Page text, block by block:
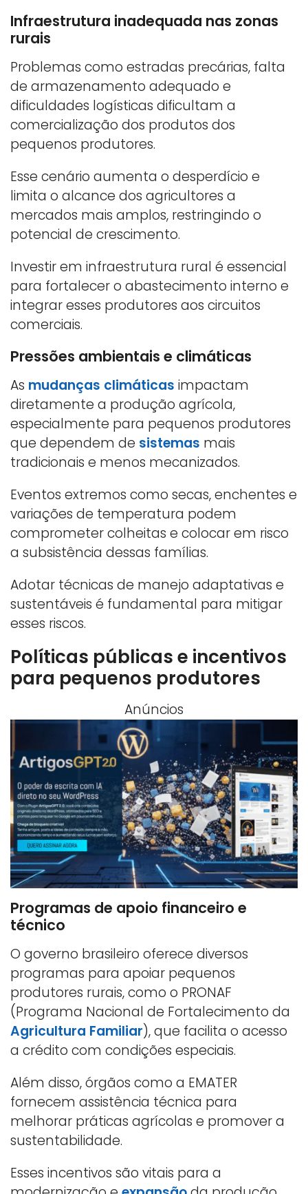
Infraestrutura inadequada nas zonas
rurais
Problemas como estradas precárias, falta
de armazenamento adequado e
dificuldades logísticas dificultam a
comercialização dos produtos dos
pequenos produtores.
Esse cenário aumenta o desperdício e
limita o alcance dos agricultores a
mercados mais amplos, restringindo o
potencial de crescimento.
Investir em infraestrutura rural é essencial
para fortalecer o abastecimento interno e
integrar esses produtores aos circuitos
comerciais.
Pressões ambientais e climáticas
As mudanças climáticas impactam
diretamente a produção agrícola,
especialmente para pequenos produtores
que dependem de sistemas mais
tradicionais e menos mecanizados.
Eventos extremos como secas, enchentes e
variações de temperatura podem
comprometer colheitas e colocar em risco
a subsistência dessas famílias.
Adotar técnicas de manejo adaptativas e
sustentáveis é fundamental para mitigar
esses riscos.
Políticas públicas e incentivos
para pequenos produtores
Anúncios
Programas de apoio financeiro e
técnico
O governo brasileiro oferece diversos
programas para apoiar pequenos
produtores rurais, como o PRONAF
(Programa Nacional de Fortalecimento da
Agricultura Familiar), que facilita o acesso
a crédito com condições especiais.
Além disso, órgãos como a EMATER
fornecem assistência técnica para
melhorar práticas agrícolas e promover a
sustentabilidade.
Esses incentivos são vitais para a